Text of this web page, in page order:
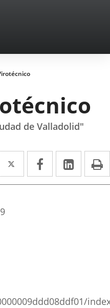
de Valladolid"
Twitter
Enlace
a
Facebook
Enlace
a
Enlace
a